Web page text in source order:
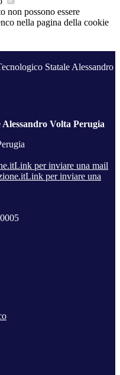
non possono essere
nella pagina della cookie
Statale Alessandro
Volta Perugia
Link per inviare una mail
Link per inviare una